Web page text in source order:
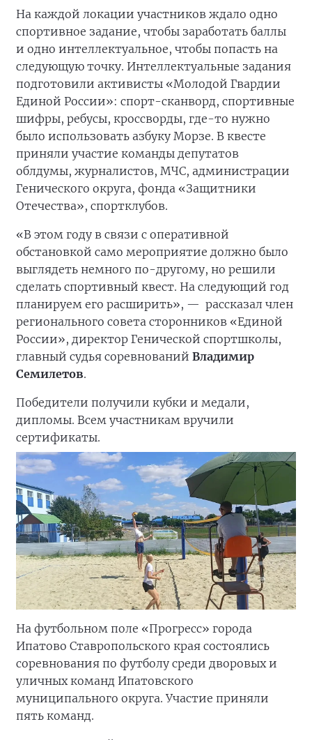
На каждой локации участников ждало одно
спортивное задание, чтобы заработать баллы
и одно интеллектуальное, чтобы попасть на
следующую точку. Интеллектуальные задания
подготовили активисты «Молодой Гвардии
Единой России»: спорт-сканворд, спортивные
шифры, ребусы, кроссворды, где-то нужно
было использовать азбуку Морзе. В квесте
приняли участие команды депутатов
облдумы, журналистов, МЧС, администрации
Генического округа, фонда «Защитники
Отечества», спортклубов.
«В этом году в связи с оперативной
обстановкой само мероприятие должно было
выглядеть немного по-другому, но решили
сделать спортивный квест. На следующий год
планируем его расширить», — рассказал член
регионального совета сторонников «Единой
России», директор Генической спортшколы,
главный судья соревнований Владимир
Семилетов.
Победители получили кубки и медали,
дипломы. Всем участникам вручили
сертификаты.
На футбольном поле «Прогресс» города
Ипатово Ставропольского края состоялись
соревнования по футболу среди дворовых и
уличных команд Ипатовского
муниципального округа. Участие приняли
пять команд.